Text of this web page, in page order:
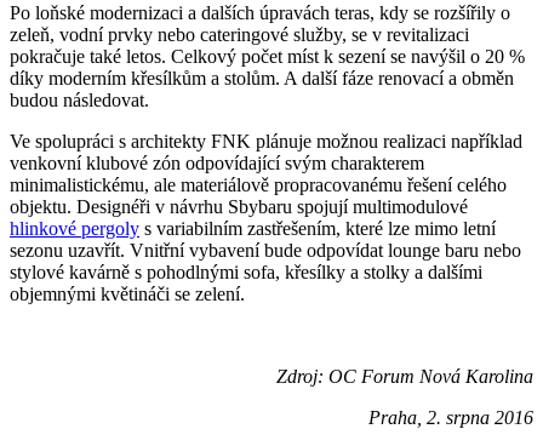
Po loňské modernizaci a dalších úpravách teras, kdy se rozšířily o
zeleň, vodní prvky nebo cateringové služby, se v revitalizaci
pokračuje také letos. Celkový počet míst k sezení se navýšil o 20 %
díky moderním křesílkům a stolům. A další fáze renovací a obměn
budou následovat.
Ve spolupráci s architekty FNK plánuje možnou realizaci například
venkovní klubové zón odpovídající svým charakterem
minimalistickému, ale materiálově propracovanému řešení celého
objektu. Designéři v návrhu Sbybaru spojují multimodulové
hlinkové pergoly s variabilním zastřešením, které lze mimo letní
sezonu uzavřít. Vnitřní vybavení bude odpovídat lounge baru nebo
stylové kavárně s pohodlnými sofa, křesílky a stolky a dalšími
objemnými květináči se zelení.
Zdroj: OC Forum Nová Karolina
Praha, 2. srpna 2016